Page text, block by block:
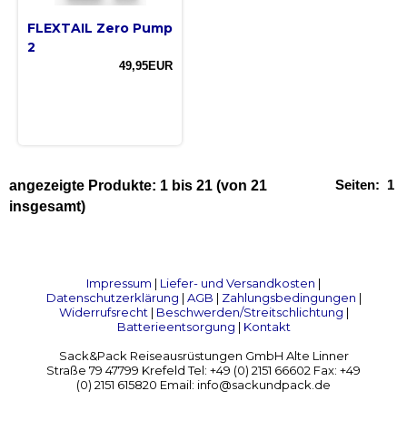
FLEXTAIL Zero Pump
2
49,95EUR
Seiten: 1
angezeigte Produkte: 1 bis 21 (von 21
insgesamt)
Impressum | Liefer- und Versandkosten |
Datenschutzerklärung | AGB | Zahlungsbedingungen |
Widerrufsrecht| Beschwerden/Streitschlichtung |
Batterieentsorgung | Kontakt
Sack&Pack Reiseausrüstungen GmbH Alte Linner
Straße 79 47799 Krefeld Tel: +49 (0) 2151 66602 Fax: +49
(0) 2151 615820 Email: info@sackundpack.de